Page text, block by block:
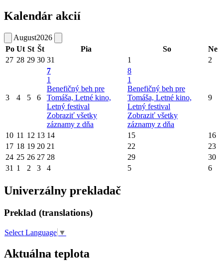
Kalendár akcií
August2026
Po Ut St Št Pia So
Ne
27 28 29 30 31 1 2
3 4 5 6
7
1
Benefičný beh pre
Tomáša, Letné kino,
Letný festival
Zobraziť všetky
záznamy z dňa
8
1
Benefičný beh pre
Tomáša, Letné kino,
Letný festival
Zobraziť všetky
záznamy z dňa
9
10 11 12 13 14 15
16
17 18 19 20 21 22
23
24 25 26 27 28 29
30
31 1 2 3 4 5 6
Univerzálny prekladač
Preklad (translations)
Select Language ▼
Aktuálna teplota